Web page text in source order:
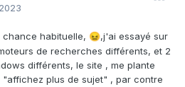
habituelle, 😖,j'ai essayé sur
de recherches différents, et 2
différents, le site , me plante
plus de sujet" , par contre